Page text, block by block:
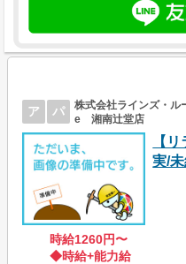
ア パ
株式会社ラインズ・
e 湘南辻堂店
【
実/
時給1260円〜
◆時給+能力給